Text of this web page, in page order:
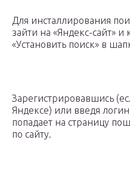
Для инсталлирования
зайти на «Яндекс-сайт» и
«Установить поиск» в
Зарегистрировавшись
Яндексе) или введя
попадает на страницу
по сайту.